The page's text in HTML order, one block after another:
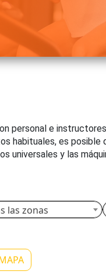
e
habituales, es
y las
las zonas